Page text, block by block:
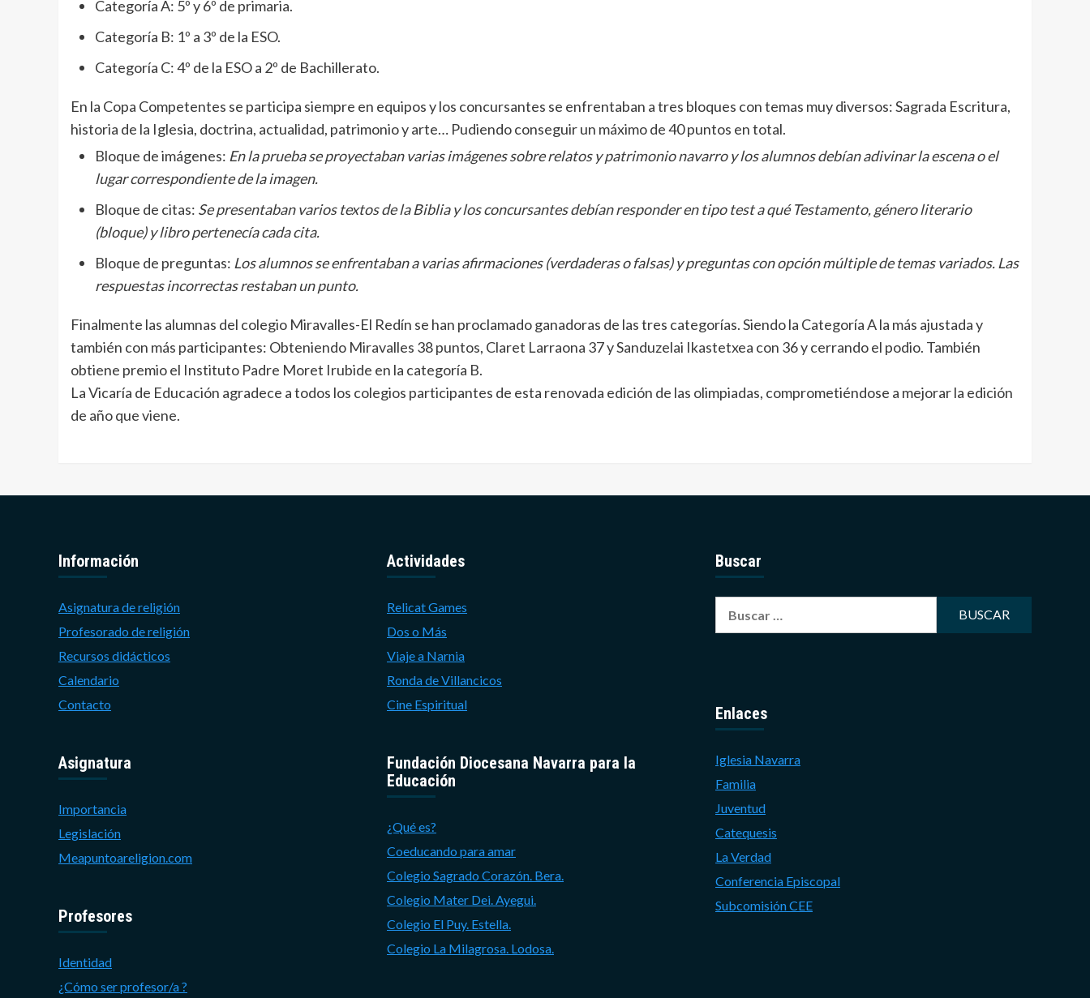
Categoría A: 5º y 6º de primaria.
Categoría B: 1º a 3º de la ESO.
Categoría C: 4º de la ESO a 2º de Bachillerato.
En la Copa Competentes se participa siempre en equipos y los concursantes se enfrentaban a tres bloques con temas muy diversos: Sagrada Escritura,
historia de la Iglesia, doctrina, actualidad, patrimonio y arte… Pudiendo conseguir un máximo de 40 puntos en total.
Bloque de imágenes: En la prueba se proyectaban varias imágenes sobre relatos y patrimonio navarro y los alumnos debían adivinar la escena o el
lugar correspondiente de la imagen.
Bloque de citas: Se presentaban varios textos de la Biblia y los concursantes debían responder en tipo test a qué Testamento, género literario
(bloque) y libro pertenecía cada cita.
Bloque de preguntas: Los alumnos se enfrentaban a varias afirmaciones (verdaderas o falsas) y preguntas con opción múltiple de temas variados. Las
respuestas incorrectas restaban un punto.
Finalmente las alumnas del colegio Miravalles-El Redín se han proclamado ganadoras de las tres categorías. Siendo la Categoría A la más ajustada y
también con más participantes: Obteniendo Miravalles 38 puntos, Claret Larraona 37 y Sanduzelai Ikastetxea con 36 y cerrando el podio. También
obtiene premio el Instituto Padre Moret Irubide en la categoría B.
La Vicaría de Educación agradece a todos los colegios participantes de esta renovada edición de las olimpiadas, comprometiéndose a mejorar la edición
de año que viene.
Información
Asignatura de religión
Profesorado de religión
Recursos didácticos
Calendario
Contacto
Asignatura
Importancia
Legislación
Meapuntoareligion.com
Profesores
Identidad
¿Cómo ser profesor/a ?
Actividades
Relicat Games
Dos o Más
Viaje a Narnia
Ronda de Villancicos
Cine Espiritual
Fundación Diocesana Navarra para la
Educación
¿Qué es?
Coeducando para amar
Colegio Sagrado Corazón. Bera.
Colegio Mater Dei. Ayegui.
Colegio El Puy. Estella.
Colegio La Milagrosa. Lodosa.
Buscar
Enlaces
Iglesia Navarra
Familia
Juventud
Catequesis
La Verdad
Conferencia Episcopal
Subcomisión CEE